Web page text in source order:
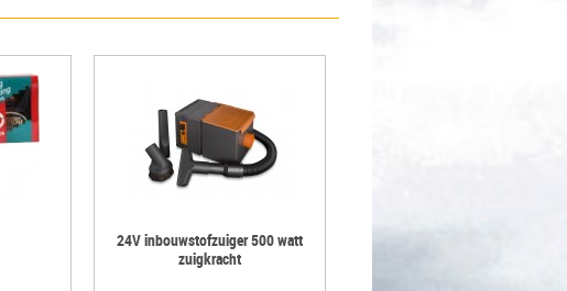
24V inbouwstofzuiger 500 watt
zuigkracht